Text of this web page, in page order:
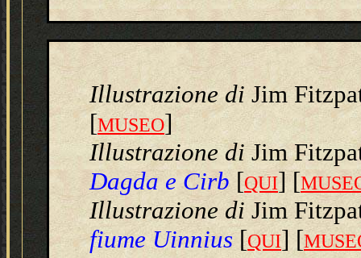
Illustrazionedi Jim
[MUSEO]
IllustrazionediJim
Dagda e Cirb [QUI] [
Illustrazione di Jim
fiume Uinnius [QUI] [